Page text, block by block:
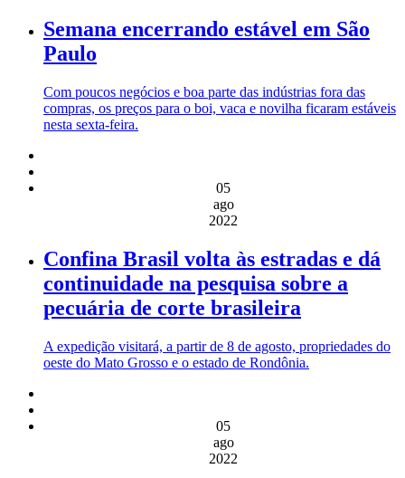
Semana encerrando estável em São
Paulo
Com poucos negócios e boa parte das indústrias fora das
compras, os preços para o boi, vaca e novilha ficaram estáveis
nesta sexta-feira.
05
ago
2022
Confina Brasil volta às estradas e dá
continuidade na pesquisa sobre a
pecuária de corte brasileira
A expedição visitará, a partir de 8 de agosto, propriedades do
oeste do Mato Grosso e o estado de Rondônia.
05
ago
2022